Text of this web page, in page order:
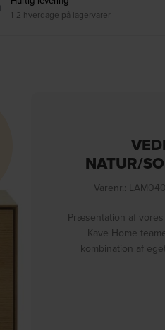
1-2 hverdage på lagervarer
NATUR/
Varenr.:
Præsentation af
Kave Home
kombination af